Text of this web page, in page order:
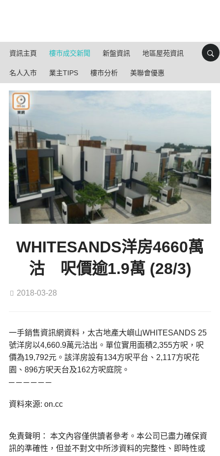
資訊主頁 樓市成交新聞 新盤資訊 地區屋苑資訊
名人入市 業主TIPS 樓市分析 美聯會優惠
WHITESANDS洋房4660萬
沽 呎價逾1.9萬 (28/3)
2018-03-28
一手銷售資訊網資料，太古地產大嶼山WHITESANDS 25
號洋房以4,660.9萬元沽出。單位實用面積2,355方呎，呎
價為19,792元。該洋房設有134方呎平台、2,117方呎花
園、896方呎天台及162方呎庭院。
─ ─ ─ ─ ─ ─
資料來源: on.cc
免責聲明： 本文內容僅供讀者參考。本公司已盡力確保資
訊的準確性，但並不對文中所涉資料的完整性、即時性或